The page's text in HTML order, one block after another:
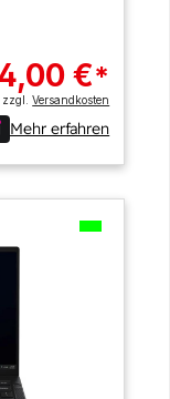
€*
zzgl.Versandkosten
Mehr erfahren